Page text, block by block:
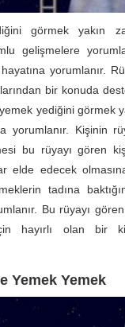
görmek yakın
gelişmelere
yorumlanır.
bir konuda
yediğini görmek
yorumlanır. Kişinin
bu rüyayı gören
elde edecek
tadına
Bu rüyayı
hayırlı olan bir
Yemek Yemek